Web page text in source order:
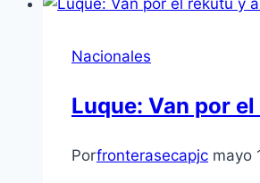
Nacionales
Luque: Van por
Porfronterasecapjc mayo